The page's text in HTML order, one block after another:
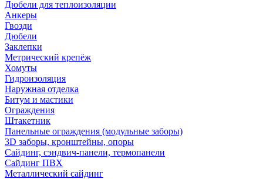
Дюбели для теплоизоляции
Анкеры
Гвозди
Дюбели
Заклепки
Метрический крепёж
Хомуты
Гидроизоляция
Наружная отделка
Битум и мастики
Ограждения
Штакетник
Панельные ограждения (модульные заборы)
3D заборы, кронштейны, опоры
Cайдинг, сэндвич-панели, термопанели
Сайдинг ПВХ
Металлический сайдинг